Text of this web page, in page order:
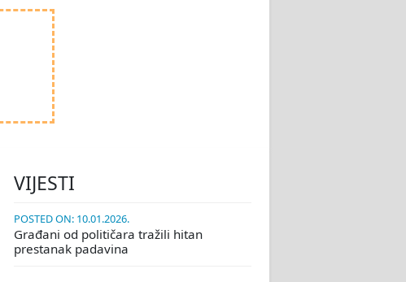
VIJESTI
POSTED ON: 10.01.2026.
Građani od političara tražili hitan
prestanak padavina